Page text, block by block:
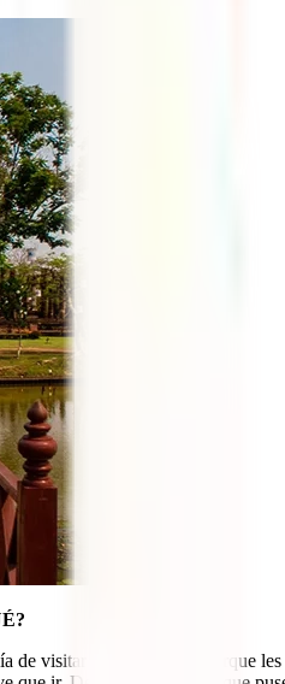
visitar y creo que era porque